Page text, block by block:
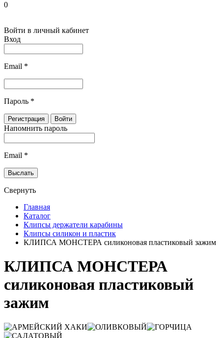
0
Войти в личный кабинет
Вход
Email *
Пароль *
Напомнить пароль
Email *
Свернуть
Главная
Каталог
Клипсы держатели карабины
Клипсы силикон и пластик
КЛИПСА МОНСТЕРА силиконовая пластиковый зажим
КЛИПСА МОНСТЕРА
силиконовая пластиковый
зажим